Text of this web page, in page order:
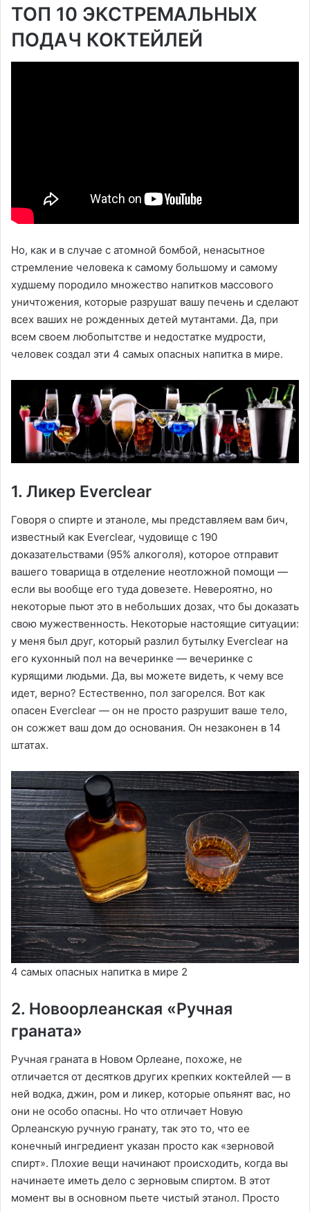
ТОП 10 ЭКСТРЕМАЛЬНЫХ
ПОДАЧ КОКТЕЙЛЕЙ
Но, как и в случае с атомной бомбой, ненасытное
стремление человека к самому большому и самому
худшему породило множество напитков массового
уничтожения, которые разрушат вашу печень и сделают
всех ваших не рожденных детей мутантами. Да, при
всем своем любопытстве и недостатке мудрости,
человек создал эти 4 самых опасных напитка в мире.
1. Ликер Everclear
Говоря о спирте и этаноле, мы представляем вам бич,
известный как Everclear, чудовище с 190
доказательствами (95% алкоголя), которое отправит
вашего товарища в отделение неотложной помощи —
если вы вообще его туда довезете. Невероятно, но
некоторые пьют это в небольших дозах, что бы доказать
свою мужественность. Некоторые настоящие ситуации:
у меня был друг, который разлил бутылку Everclear на
его кухонный пол на вечеринке — вечеринке с
курящими людьми. Да, вы можете видеть, к чему все
идет, верно? Естественно, пол загорелся. Вот как
опасен Everclear — он не просто разрушит ваше тело,
он сожжет ваш дом до основания. Он незаконен в 14
штатах.
4 самых опасных напитка в мире 2
2. Новоорлеанская «Ручная
граната»
Ручная граната в Новом Орлеане, похоже, не
отличается от десятков других крепких коктейлей — в
ней водка, джин, ром и ликер, которые опьянят вас, но
они не особо опасны. Но что отличает Новую
Орлеанскую ручную гранату, так это то, что ее
конечный ингредиент указан просто как «зерновой
спирт». Плохие вещи начинают происходить, когда вы
начинаете иметь дело с зерновым спиртом. В этот
момент вы в основном пьете чистый этанол. Просто